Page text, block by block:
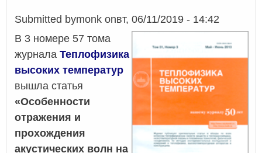
Submitted bymonk onвт, 06/11/2019 - 14:42
В 3 номере 57 тома
журнала Теплофизика
высоких температур
вышла статья
«Особенности
отражения и
прохождения
акустических волн на